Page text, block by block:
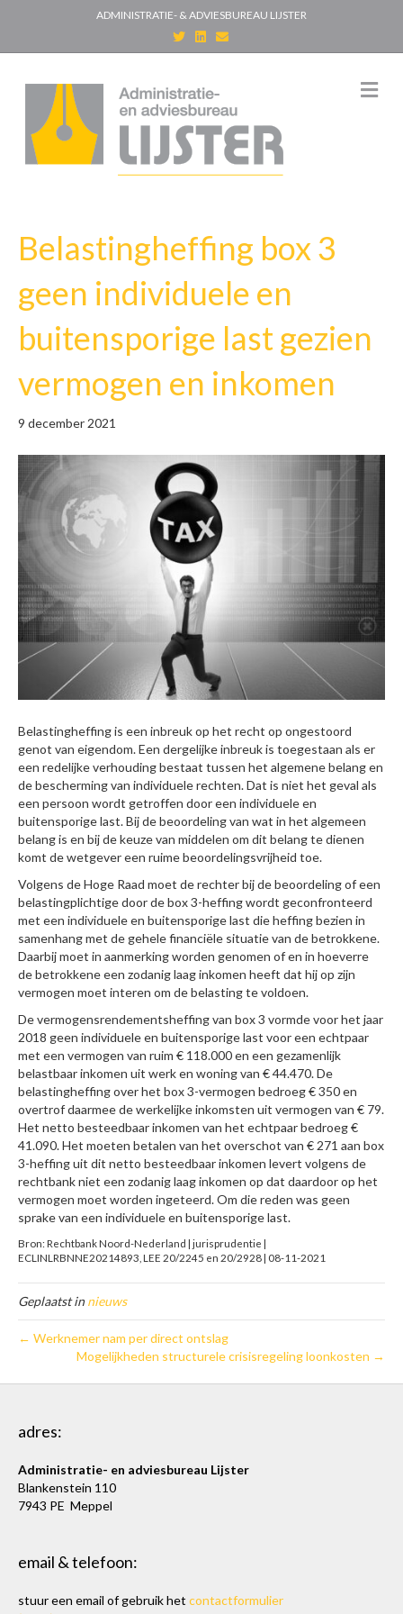
ADMINISTRATIE- & ADVIESBUREAU LIJSTER
T
w
i
e
r
n
d
i
n
E
m
a
M
e
Belastingheffing box 3
geen individuele en
buitensporige last gezien
vermogen en inkomen
9 december 2021
Belastingheffing is een inbreuk op het recht op ongestoord
genot van eigendom. Een dergelijke inbreuk is toegestaan als er
een redelijke verhouding bestaat tussen het algemene belang en
de bescherming van individuele rechten. Dat is niet het geval als
een persoon wordt getroffen door een individuele en
buitensporige last. Bij de beoordeling van wat in het algemeen
belang is en bij de keuze van middelen om dit belang te dienen
komt de wetgever een ruime beoordelingsvrijheid toe.
Volgens de Hoge Raad moet de rechter bij de beoordeling of een
belastingplichtige door de box 3-heffing wordt geconfronteerd
met een individuele en buitensporige last die heffing bezien in
samenhang met de gehele financiële situatie van de betrokkene.
Daarbij moet in aanmerking worden genomen of en in hoeverre
de betrokkene een zodanig laag inkomen heeft dat hij op zijn
vermogen moet interen om de belasting te voldoen.
De vermogensrendementsheffing van box 3 vormde voor het jaar
2018 geen individuele en buitensporige last voor een echtpaar
met een vermogen van ruim € 118.000 en een gezamenlijk
belastbaar inkomen uit werk en woning van € 44.470. De
belastingheffing over het box 3-vermogen bedroeg € 350 en
overtrof daarmee de werkelijke inkomsten uit vermogen van € 79.
Het netto besteedbaar inkomen van het echtpaar bedroeg €
41.090. Het moeten betalen van het overschot van € 271 aan box
3-heffing uit dit netto besteedbaar inkomen levert volgens de
rechtbank niet een zodanig laag inkomen op dat daardoor op het
vermogen moet worden ingeteerd. Om die reden was geen
sprake van een individuele en buitensporige last.
Bron: Rechtbank Noord-Nederland | jurisprudentie |
ECLINLRBNNE20214893, LEE 20/2245 en 20/2928 | 08-11-2021
Geplaatst innieuws
← Werknemer nam per direct ontslag
Mogelijkheden structurele crisisregeling loonkosten →
adres:
Administratie- en adviesbureau Lijster
Blankenstein 110
7943 PE Meppel
email & telefoon:
stuur een email of gebruik het contactformulier